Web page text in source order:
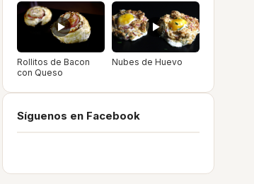
Rollitos de Bacon
con Queso
Nubes de Huevo
Síguenos en Facebook